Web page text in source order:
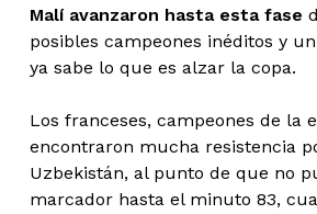
Malí avanzaron hasta esta fase
posibles campeones inéditos y
ya sabe lo que es alzar la copa.
Los franceses, campeones de la
encontraron mucha resistencia
Uzbekistán, al punto de que no
marcador hasta el minuto 83,